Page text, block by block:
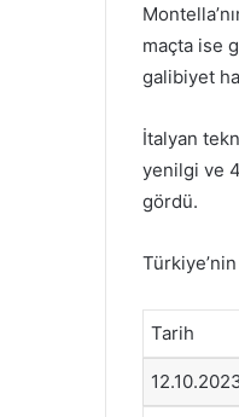
maçta ise
galibiyet
İtalyan
yenilgi ve
gördü.
Tarih